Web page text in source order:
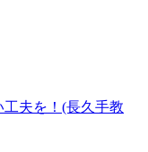
夫を！(長久手教